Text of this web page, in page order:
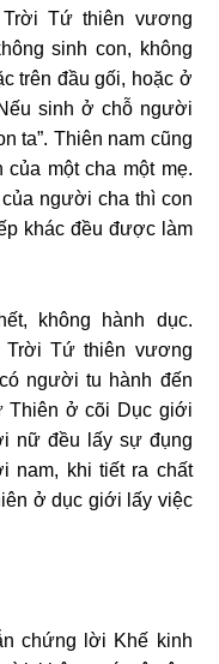
Tứ thiên vương
sinh con, không
trên đầu gối, hoặc ở
sinh ở chỗ người
ta”. Thiên nam cũng
của một cha một mẹ.
người cha thì con
khác đều được làm
không hành dục.
Trời Tứ thiên vương
người tu hành đến
Thiên ở cõi Dục giới
nữ đều lấy sự đụng
nam, khi tiết ra chất
ở dục giới lấy việc
chứng lời Khế kinh